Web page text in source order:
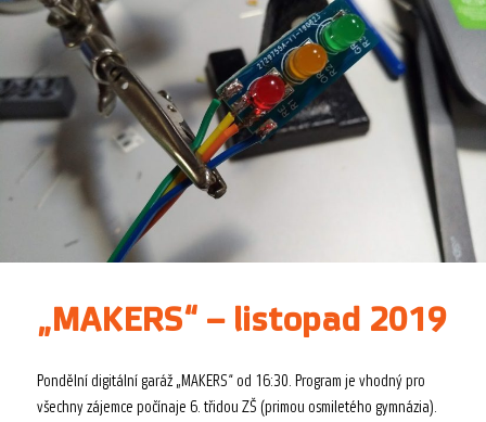
„MAKERS“ – listopad 2019
Pondělní digitální garáž „MAKERS“ od 16:30. Program je vhodný pro
všechny zájemce počínaje 6. třidou ZŠ (primou osmiletého gymnázia).